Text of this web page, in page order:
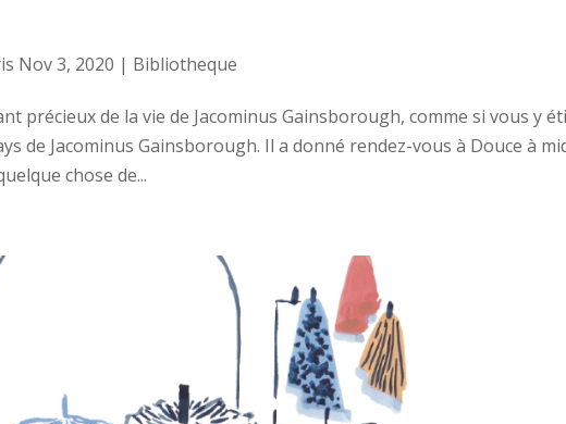
Nov 3, 2020 | Bibliotheque
précieux de la vie de Jacominus Gainsborough, comme si vous y
de Jacominus Gainsborough. Il a donné rendez-vous à Douce à
chose de...